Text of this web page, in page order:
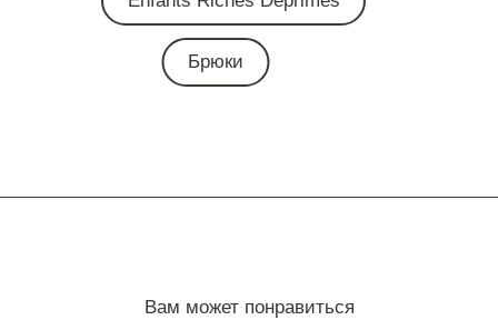
Брюки
Вам может понравиться